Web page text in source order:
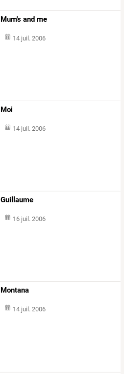
Mum's and me
14 juil. 2006
Moi
14 juil. 2006
Guillaume
16 juil. 2006
Montana
14 juil. 2006